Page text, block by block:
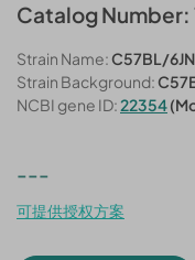
Catalog Number:
Strain Name:C57BL/
Strain Background:
NCBI gene ID:22354
---
可提供授权方案